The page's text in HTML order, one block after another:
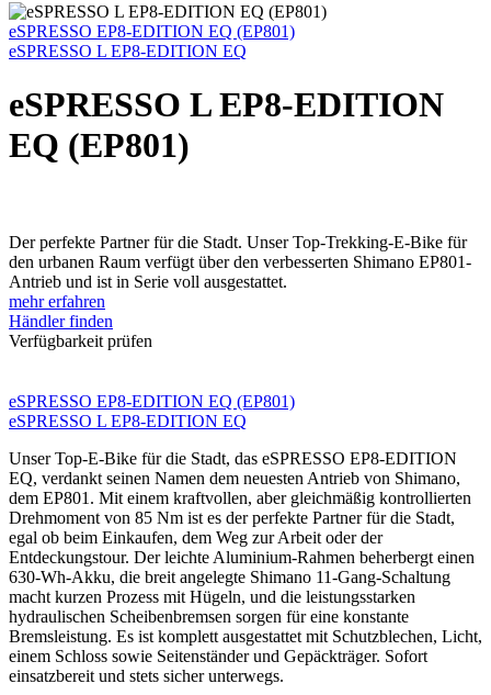
eSPRESSO EP8-EDITION EQ (EP801)
eSPRESSO L EP8-EDITION EQ
eSPRESSO L EP8-EDITION
EQ (EP801)
Der perfekte Partner für die Stadt. Unser Top-Trekking-E-Bike für
den urbanen Raum verfügt über den verbesserten Shimano EP801-
Antrieb und ist in Serie voll ausgestattet.
mehr erfahren
Händler finden
Verfügbarkeit prüfen
eSPRESSO EP8-EDITION EQ (EP801)
eSPRESSO L EP8-EDITION EQ
Unser Top-E-Bike für die Stadt, das eSPRESSO EP8-EDITION
EQ, verdankt seinen Namen dem neuesten Antrieb von Shimano,
dem EP801. Mit einem kraftvollen, aber gleichmäßig kontrollierten
Drehmoment von 85 Nm ist es der perfekte Partner für die Stadt,
egal ob beim Einkaufen, dem Weg zur Arbeit oder der
Entdeckungstour. Der leichte Aluminium-Rahmen beherbergt einen
630-Wh-Akku, die breit angelegte Shimano 11-Gang-Schaltung
macht kurzen Prozess mit Hügeln, und die leistungsstarken
hydraulischen Scheibenbremsen sorgen für eine konstante
Bremsleistung. Es ist komplett ausgestattet mit Schutzblechen, Licht,
einem Schloss sowie Seitenständer und Gepäckträger. Sofort
einsatzbereit und stets sicher unterwegs.